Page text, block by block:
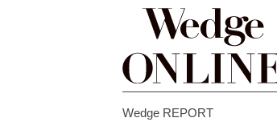
Wedge REPORT